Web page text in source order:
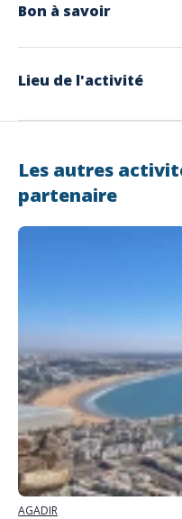
Bon à savoir
Lieu de l'activité
Adresse
Tourarine Tours
51 Place De Souss 80000
Les autres
partenaire
AGADIR